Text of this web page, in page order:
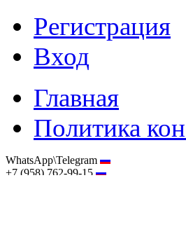
Регистрация
Вход
Главная
Политика
WhatsApp\Telegram
+7 (958) 762-99-15